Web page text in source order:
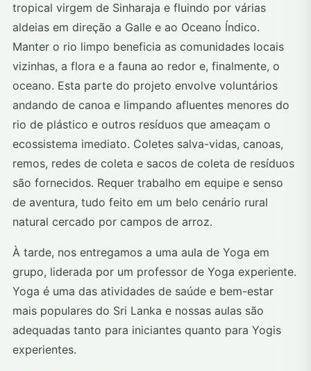
tropical virgem de Sinharaja e fluindo por várias
aldeias em direção a Galle e ao Oceano Índico.
Manter o rio limpo beneficia as comunidades locais
vizinhas, a flora e a fauna ao redor e, finalmente, o
oceano. Esta parte do projeto envolve voluntários
andando de canoa e limpando afluentes menores do
rio de plástico e outros resíduos que ameaçam o
ecossistema imediato. Coletes salva-vidas, canoas,
remos, redes de coleta e sacos de coleta de resíduos
são fornecidos. Requer trabalho em equipe e senso
de aventura, tudo feito em um belo cenário rural
natural cercado por campos de arroz.
À tarde, nos entregamos a uma aula de Yoga em
grupo, liderada por um professor de Yoga experiente.
Yoga é uma das atividades de saúde e bem-estar
mais populares do Sri Lanka e nossas aulas são
adequadas tanto para iniciantes quanto para Yogis
experientes.